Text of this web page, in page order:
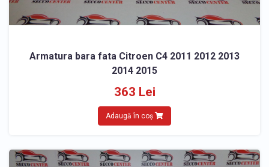
Armatura bara fata Citroen C4 2011 2012 2013
2014 2015
363 Lei
Adaugă în coș